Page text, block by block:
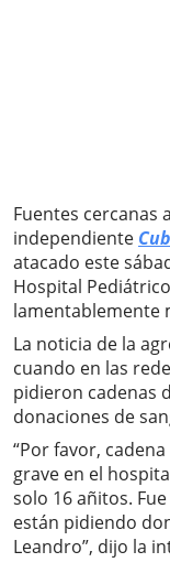
Fuentes cercanas
independiente
atacado este
Hospital
lamentablemente
La noticia de la
cuando en las
pidieron cadenas
donaciones de
“Por favor,
grave en el
solo 16 añitos.
están pidiendo
Leandro”, dijo la